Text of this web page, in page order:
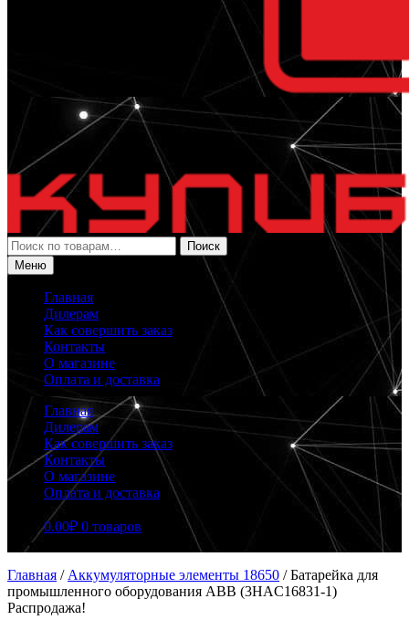
Искать:
Поиск
Меню
Главная
Дилерам
Как совершить заказ
Контакты
О магазине
Оплата и доставка
Главная
Дилерам
Как совершить заказ
Контакты
О магазине
Оплата и доставка
0.00₽ 0 товаров
Главная / Аккумуляторные элементы 18650 /Батарейка для
промышленного оборудования ABB (3HAC16831-1)
Распродажа!